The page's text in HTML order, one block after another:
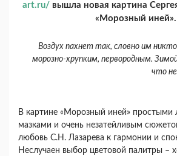
art.ru/ вышла новая картина
«Морозный иней».
Воздух пахнет так, словно им
морозно-хрупким, первородным.
что
В картине «Морозный иней» простыми
мазками и очень незатейливым
любовь С.Н. Лазарева к гармонии и
Неслучаен выбор цветовой палитры –